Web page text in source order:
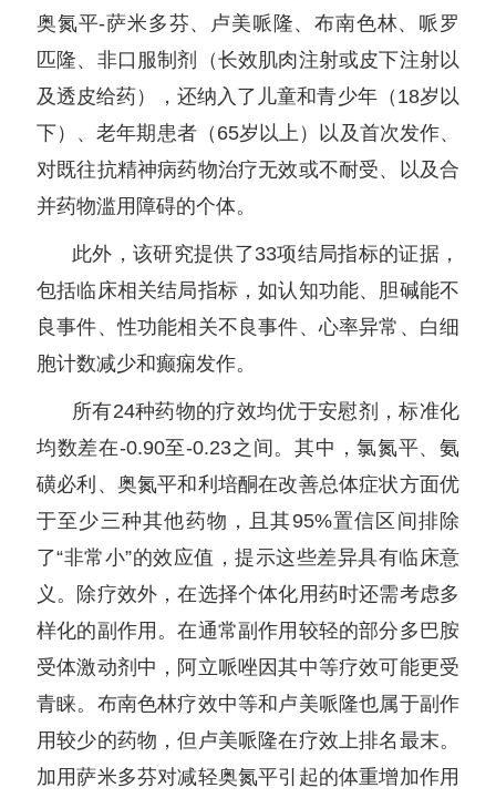
奥氮平-萨米多芬、卢美哌隆、布南色林、哌罗
匹隆、非口服制剂（长效肌肉注射或皮下注射以
及透皮给药），还纳入了儿童和青少年（18岁以
下）、老年期患者（65岁以上）以及首次发作、
对既往抗精神病药物治疗无效或不耐受、以及合
并药物滥用障碍的个体。
此外，该研究提供了33项结局指标的证据，
包括临床相关结局指标，如认知功能、胆碱能不
良事件、性功能相关不良事件、心率异常、白细
胞计数减少和癫痫发作。
所有24种药物的疗效均优于安慰剂，标准化
均数差在-0.90至-0.23之间。其中，氯氮平、氨
磺必利、奥氮平和利培酮在改善总体症状方面优
于至少三种其他药物，且其95%置信区间排除
了“非常小”的效应值，提示这些差异具有临床意
义。除疗效外，在选择个体化用药时还需考虑多
样化的副作用。在通常副作用较轻的部分多巴胺
受体激动剂中，阿立哌唑因其中等疗效可能更受
青睐。布南色林疗效中等和卢美哌隆也属于副作
用较少的药物，但卢美哌隆在疗效上排名最末。
加用萨米多芬对减轻奥氮平引起的体重增加作用